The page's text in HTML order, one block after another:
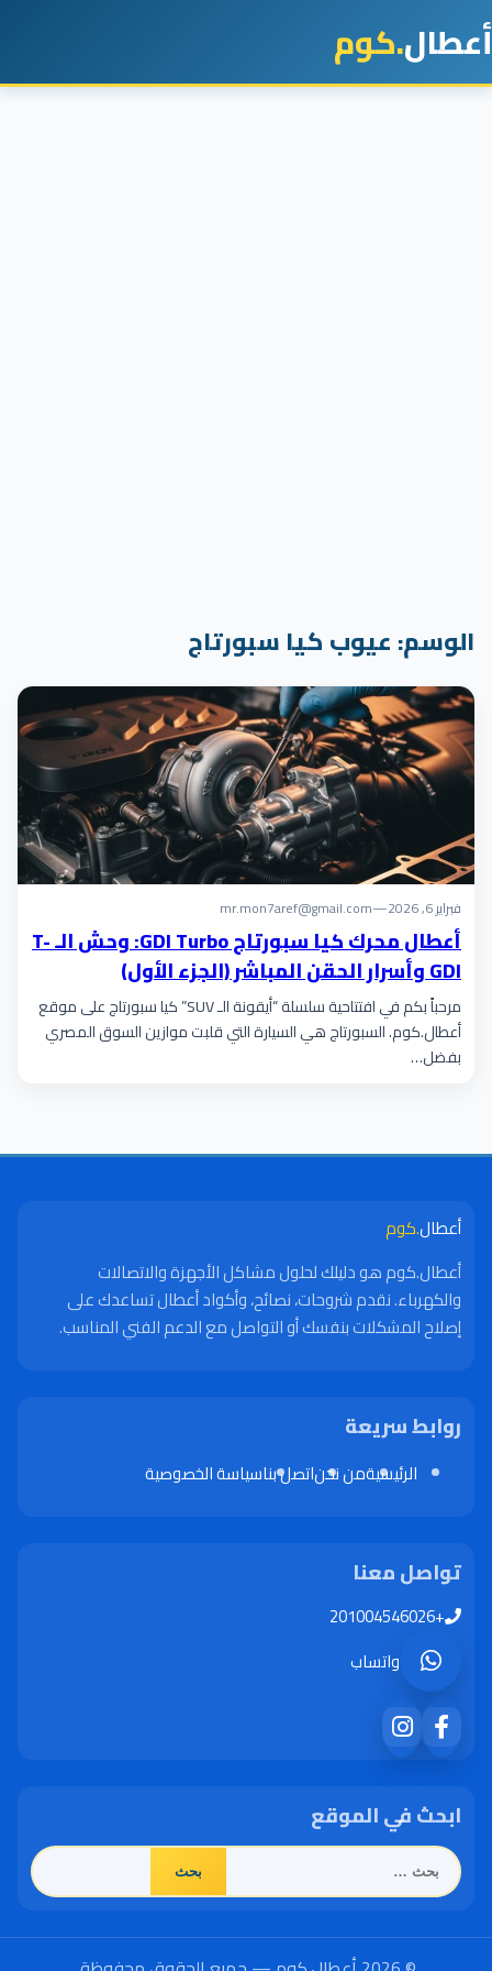
أعطال.كوم
الوسم:عيوب كيا سبورتاج
فبراير 6, 2026 —
mr.mon7aref@gmail.com
أعطال محرك كيا سبورتاج GDI Turbo: وحش الـ T-
GDI وأسرار الحقن المباشر (الجزء الأول)
مرحباً بكم في افتتاحية سلسلة “أيقونة الـ SUV” كيا سبورتاج على موقع
أعطال.كوم. السبورتاج هي السيارة التي قلبت موازين السوق المصري
بفضل…
أعطال.كوم
أعطال.كوم هو دليلك لحلول مشاكل الأجهزة والاتصالات
والكهرباء. نقدم شروحات، نصائح، وأكواد أعطال تساعدك على
إصلاح المشكلات بنفسك أو التواصل مع الدعم الفني المناسب.
روابط سريعة
الرئيسيةمن نحناتصل بناسياسة الخصوصية
تواصل معنا
+201004546026
واتساب
ابحث في الموقع
البحث
عن: